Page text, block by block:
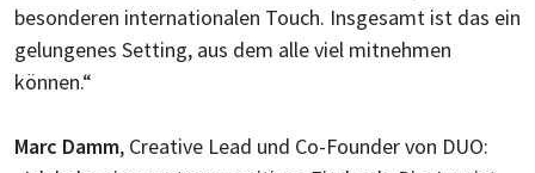
besonderen internationalen Touch. Insgesamt ist das ein
gelungenes Setting, aus dem alle viel mitnehmen
können.“
Marc Damm, Creative Lead und Co-Founder von DUO: